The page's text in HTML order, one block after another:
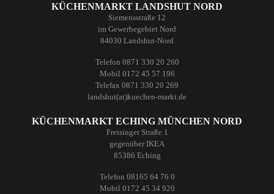
KÜCHENMARKT LANDSHUT NORD
Siemensstraße 12
im Gewerbegebiet Nord
84030 Landshut-Nord
Telefon 0871 330 20 260
Mobil 0172 45 57 196
Telefax 0871 330 20 269
landshut(at)kuechen-markt.de
KÜCHENMARKT ECHING MÜNCHEN NORD
Freisinger Straße 1
gegenüber IKEA
85386 Eching
Telefon 08165 64 76 0
Mobil 0172 45 34 920